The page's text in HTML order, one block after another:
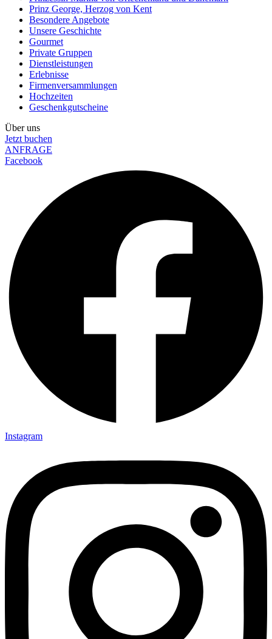
Prinz George, Herzog von Kent
Besondere Angebote
Unsere Geschichte
Gourmet
Private Gruppen
Dienstleistungen
Erlebnisse
Firmenversammlungen
Hochzeiten
Geschenkgutscheine
Über uns
Jetzt buchen
ANFRAGE
Facebook
Instagram